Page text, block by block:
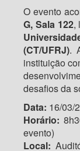
O evento
G, Sala 122,
(CT/UFRJ).
instituição
desafios da
Data: 16/03/
Horário:
evento)
Local: